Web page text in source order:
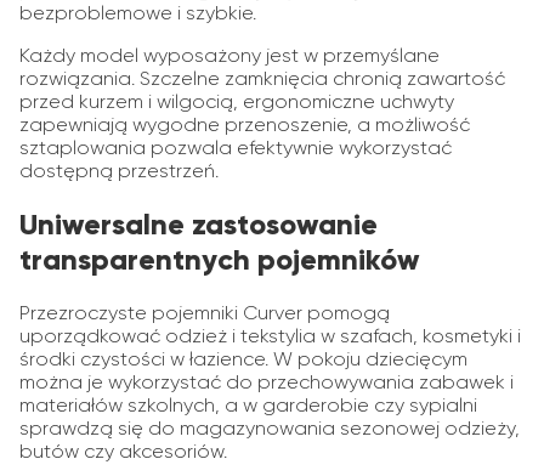
bezproblemowe i szybkie.
Każdy model wyposażony jest w przemyślane
rozwiązania. Szczelne zamknięcia chronią zawartość
przed kurzem i wilgocią, ergonomiczne uchwyty
zapewniają wygodne przenoszenie, a możliwość
sztaplowania pozwala efektywnie wykorzystać
dostępną przestrzeń.
Uniwersalne zastosowanie
transparentnych pojemników
Przezroczyste pojemniki Curver pomogą
uporządkować odzież i tekstylia w szafach, kosmetyki i
środki czystości w łazience. W pokoju dziecięcym
można je wykorzystać do przechowywania zabawek i
materiałów szkolnych, a w garderobie czy sypialni
sprawdzą się do magazynowania sezonowej odzieży,
butów czy akcesoriów.